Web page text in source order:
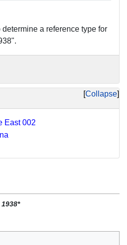
a reference type for
Collapse
East 002